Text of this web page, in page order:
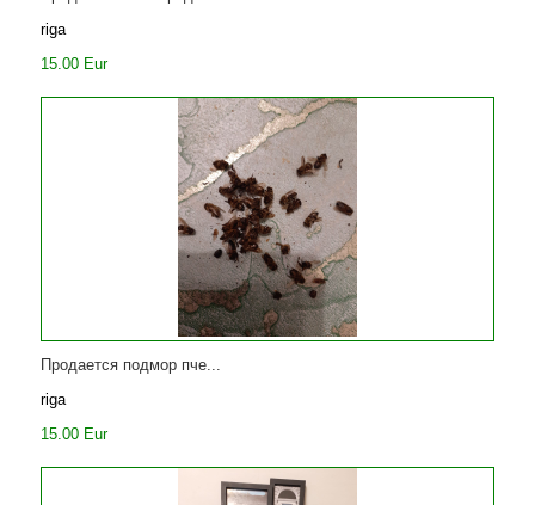
riga
15.00 Eur
Продается подмор пче...
riga
15.00 Eur